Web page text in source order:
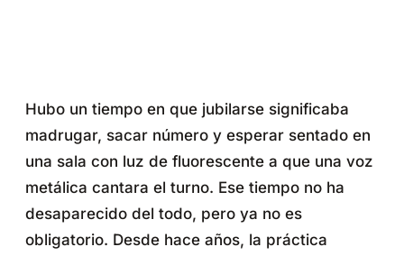
Hubo un tiempo en que jubilarse significaba
madrugar, sacar número y esperar sentado en
una sala con luz de fluorescente a que una voz
metálica cantara el turno. Ese tiempo no ha
desaparecido del todo, pero ya no es
obligatorio. Desde hace años, la práctica